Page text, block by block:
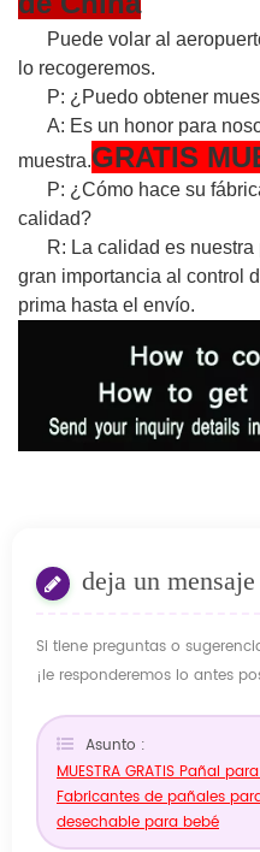
Puede volar al
lo recogeremos.
P: ¿Puedo obtener
A: Es un honor para
muestra.GRATIS
P: ¿Cómo hace su
calidad?
R: La calidad es
gran importancia al control
prima hasta el envío.
deja un mensaje
Si tiene preguntas o
¡le responderemos lo antes
Asunto :
MUESTRA GRATIS Pañal
Fabricantes de pañales
desechable para bebé